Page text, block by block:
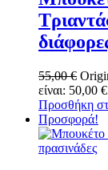
55,00€
είναι: 50,00
Προσθήκη
Προσφορά!